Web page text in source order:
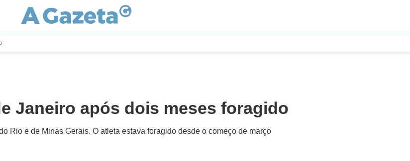
Janeiro após dois meses foragido
Rio e de Minas Gerais. O atleta estava foragido desde o começo de março